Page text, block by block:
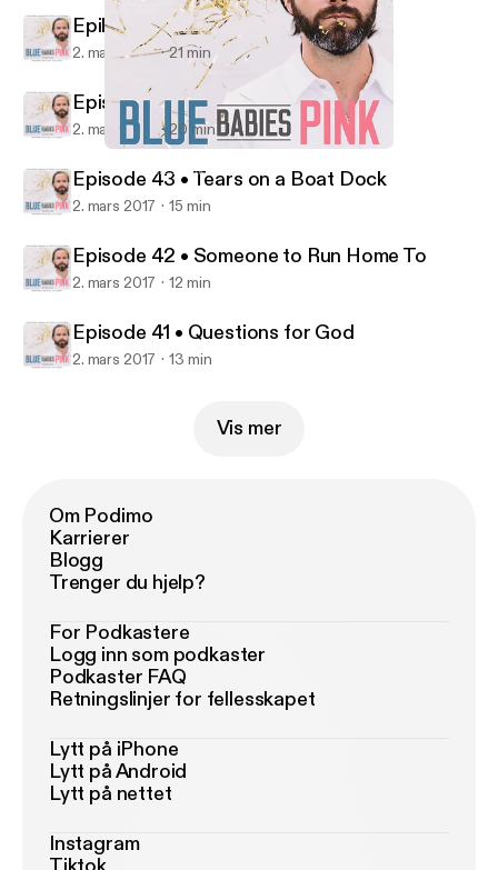
Blue Babies Pink
Epilogue • My Little Speaking Up
2. mars 2017 21 min
Episode 44 • Love Storms
2. mars 2017 20 min
Episode 43 • Tears on a Boat Dock
2. mars 2017 15 min
Episode 42 • Someone to Run Home To
2. mars 2017 12 min
Episode 41 • Questions for God
2. mars 2017 13 min
Vis mer
Om Podimo
Karrierer
Blogg
Trenger du hjelp?
For Podkastere
Logg inn som podkaster
Podkaster FAQ
Retningslinjer for fellesskapet
Lytt på iPhone
Lytt på Android
Lytt på nettet
Instagram